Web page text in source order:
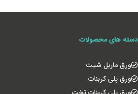
دسته های محصولات
ورق ماربل شیت
ورق پلی کربنات